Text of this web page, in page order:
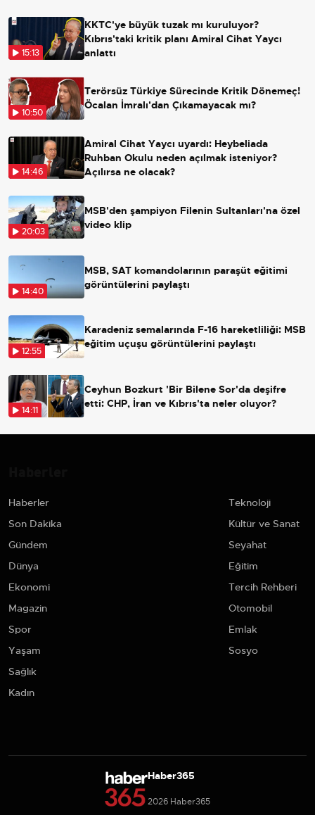
15:13
KKTC'ye büyük tuzak mı kuruluyor?
Kıbrıs'taki kritik planı Amiral Cihat Yaycı
anlattı
10:50
Terörsüz Türkiye Sürecinde Kritik Dönemeç!
Öcalan İmralı'dan Çıkamayacak mı?
14:46
Amiral Cihat Yaycı uyardı: Heybeliada
Ruhban Okulu neden açılmak isteniyor?
Açılırsa ne olacak?
20:03
MSB'den şampiyon Filenin Sultanları'na özel
video klip
14:40
MSB, SAT komandolarının paraşüt eğitimi
görüntülerini paylaştı
12:55
Karadeniz semalarında F-16 hareketliliği: MSB
eğitim uçuşu görüntülerini paylaştı
14:11
Ceyhun Bozkurt 'Bir Bilene Sor'da deşifre
etti: CHP, İran ve Kıbrıs'ta neler oluyor?
Haberler
Son Dakika
Gündem
Dünya
Ekonomi
Magazin
Spor
Yaşam
Sağlık
Kadın
Teknoloji
Kültür ve Sanat
Seyahat
Eğitim
Tercih Rehberi
Otomobil
Emlak
Sosyo
Haber365
2026 Haber365